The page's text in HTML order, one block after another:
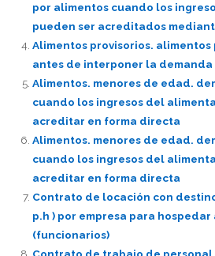
por alimentos cuando los
pueden ser acreditados
Alimentos provisorios.
antes de interponer la demanda
Alimentos. menores de edad.
cuando los ingresos del
acreditar en forma directa
Alimentos. menores de edad.
cuando los ingresos del
acreditar en forma directa
Contrato de locación con
p.h ) por empresa para hospedar
(funcionarios)